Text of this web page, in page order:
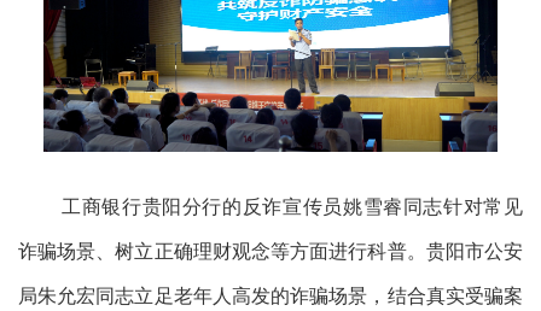
工商银行贵阳分行的反诈宣传员姚雪睿同志针对常见
诈骗场景、树立正确理财观念等方面进行科普。贵阳市公安
局朱允宏同志立足老年人高发的诈骗场景，结合真实受骗案